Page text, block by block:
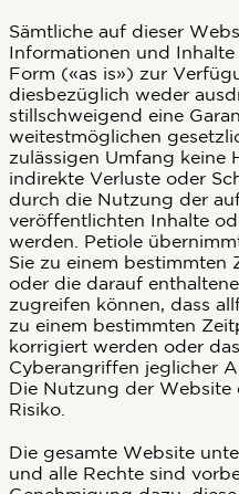
Sämtliche auf dieser
Informationen und
Form («as is») zur
diesbezüglich weder
stillschweigend eine
weitestmöglichen
zulässigen Umfang keine
indirekte Verluste oder
durch die Nutzung der
veröffentlichten Inhalte
werden. Petiole
Sie zu einem
oder die darauf
zugreifen können, dass
zu einem bestimmten
korrigiert werden oder
Cyberangriffen jeglicher
Die Nutzung der Website
Risiko.
Die gesamte Website
und alle Rechte sind